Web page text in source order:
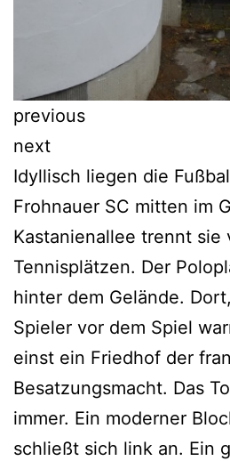
previous
next
Idyllisch liegen die
Frohnauer SC mitten im
Kastanienallee trennt sie
Tennisplätzen. Der
hinter dem Gelände.
Spieler vor dem Spiel
einst ein Friedhof der
Besatzungsmacht. Das
immer. Ein moderner
schließt sich link an. Ein